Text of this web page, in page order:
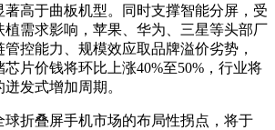
于曲板机型。同时支撑智能分屏，受
植需求影响，苹果、华为、三星等头部厂
控能力、规模效应取品牌溢价劣势，
芯片价钱将环比上涨40%至50%，行业将
发式增加周期。
折叠屏手机市场的布局性拐点，将于